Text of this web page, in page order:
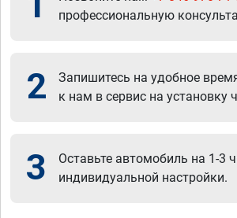
профессиональную
2
Запишитесь на удобное
к нам в сервис на установку
3
Оставьте автомобиль на 1-3
индивидуальной настройки.